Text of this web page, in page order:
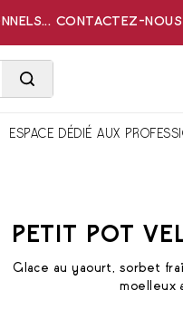
CONTACTEZ-
ESPACE DÉDIÉ AUX
PETIT POT
Glace au yaourt, sorbet
moelleux